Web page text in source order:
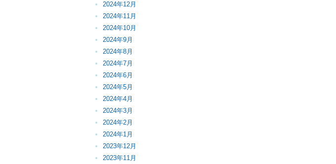
2024年12月
2024年11月
2024年10月
2024年9月
2024年8月
2024年7月
2024年6月
2024年5月
2024年4月
2024年3月
2024年2月
2024年1月
2023年12月
2023年11月